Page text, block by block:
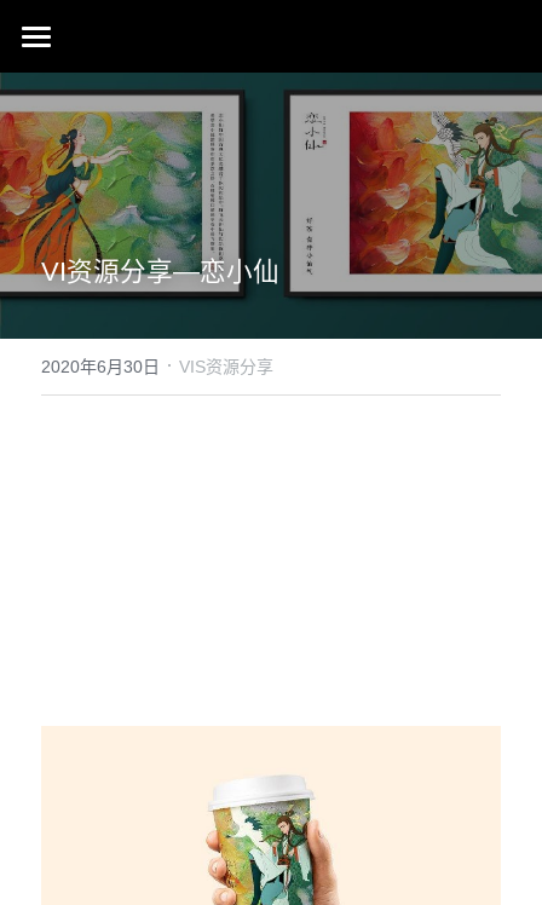
行业成就
同行赞誉
荣膺奖项
关于我们
联系我们
VI资源分享—恋小仙
2020年6月30日 · VIS资源分享